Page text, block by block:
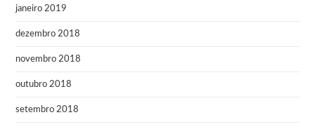
janeiro 2019
dezembro 2018
novembro 2018
outubro 2018
setembro 2018